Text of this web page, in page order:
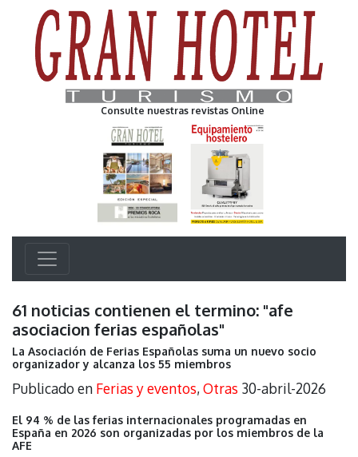
Consulte nuestras revistas Online
61 noticias contienen el termino: "afe
asociacion ferias españolas"
La Asociación de Ferias Españolas suma un nuevo socio
organizador y alcanza los 55 miembros
Publicado en Ferias y eventos, Otras 30-abril-2026
El 94 % de las ferias internacionales programadas en
España en 2026 son organizadas por los miembros de la
AFE